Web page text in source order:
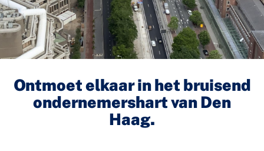
Ontmoet elkaar in het bruisend
ondernemershart van Den
Haag.